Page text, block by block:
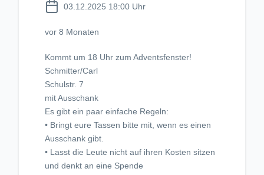
03.12.2025 18:00 Uhr
vor 8 Monaten
Kommt um 18 Uhr zum Adventsfenster!
Schmitter/Carl
Schulstr. 7
mit Ausschank
Es gibt ein paar einfache Regeln:
• Bringt eure Tassen bitte mit, wenn es einen
Ausschank gibt.
• Lasst die Leute nicht auf ihren Kosten sitzen
und denkt an eine Spende